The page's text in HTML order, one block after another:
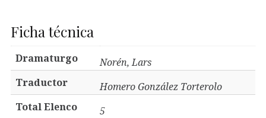
Ficha técnica
Dramaturgo
Norén, Lars
Traductor
Homero González Torterolo
Total Elenco
5